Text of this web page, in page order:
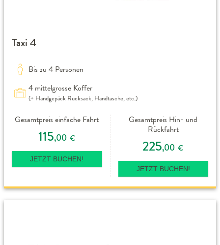
Taxi 4
Bis zu 4 Personen
4 mittelgrosse Koffer
(+ Handgepäck Rucksack, Handtasche, etc.)
Gesamtpreis einfache Fahrt
115,00 €
JETZT BUCHEN!
Gesamtpreis Hin- und
Rückfahrt
225,00 €
JETZT BUCHEN!